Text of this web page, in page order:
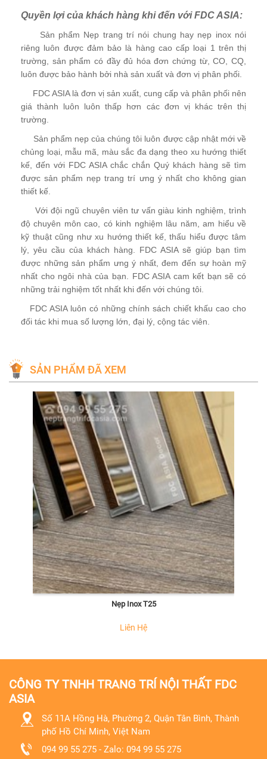
Quyền lợi của khách hàng khi đến với FDC ASIA:
Sản phẩm Nẹp trang trí nói chung hay nẹp inox nói
riêng luôn được đảm bảo là hàng cao cấp loại 1 trên thị
trường, sản phẩm có đầy đủ hóa đơn chứng từ, CO, CQ,
luôn được bảo hành bởi nhà sản xuất và đơn vị phân phối.
FDC ASIA là đơn vị sản xuất, cung cấp và phân phối nên
giá thành luôn luôn thấp hơn các đơn vị khác trên thị
trường.
Sản phẩm nẹp của chúng tôi luôn được cập nhật mới về
chủng loại, mẫu mã, màu sắc đa dạng theo xu hướng thiết
kế, đến với FDC ASIA chắc chắn Quý khách hàng sẽ tìm
được sản phẩm nẹp trang trí ưng ý nhất cho không gian
thiết kế.
Với đội ngũ chuyên viên tư vấn giàu kinh nghiệm, trình
độ chuyên môn cao, có kinh nghiệm lâu năm, am hiểu về
kỹ thuật cũng như xu hướng thiết kế, thấu hiểu được tâm
lý, yêu cầu của khách hàng. FDC ASIA sẽ giúp bạn tìm
được những sản phẩm ưng ý nhất, đem đến sự hoàn mỹ
nhất cho ngôi nhà của bạn. FDC ASIA cam kết bạn sẽ có
những trải nghiệm tốt nhất khi đến với chúng tôi.
FDC ASIA luôn có những chính sách chiết khấu cao cho
đối tác khi mua số lượng lớn, đại lý, cộng tác viên.
SẢN PHẨM ĐÃ XEM
Nẹp Inox T25
Liên Hệ
CÔNG TY TNHH TRANG TRÍ NỘI THẤT FDC
ASIA
Số 11A Hồng Hà, Phường 2, Quận Tân Bình, Thành
phố Hồ Chí Minh, Việt Nam
094 99 55 275 - Zalo: 094 99 55 275